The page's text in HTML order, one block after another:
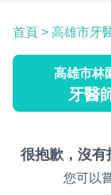
首頁 > 高雄市牙
高雄市林
牙醫
很抱歉，沒有
您可以